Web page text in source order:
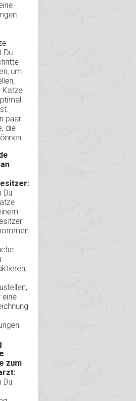
Du
um
Katze
paar
die
Du
eine
zum
Du